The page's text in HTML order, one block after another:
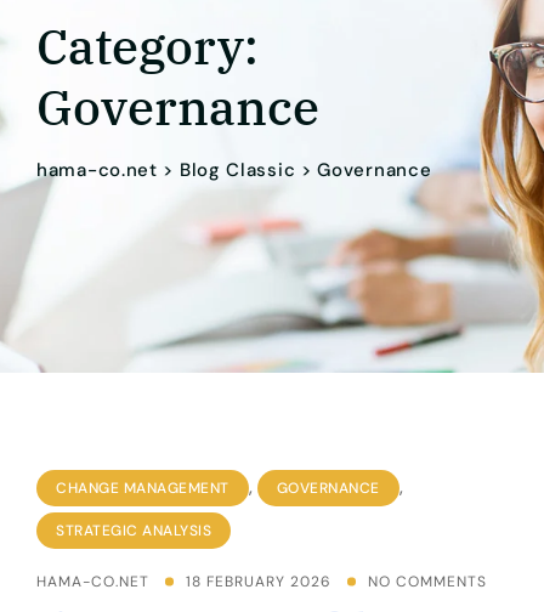
Category:
Governance
hama-co.net > Blog Classic >Governance
CHANGE MANAGEMENT , GOVERNANCE ,
STRATEGIC ANALYSIS
HAMA-CO.NET 18 FEBRUARY 2026 NO COMMENTS